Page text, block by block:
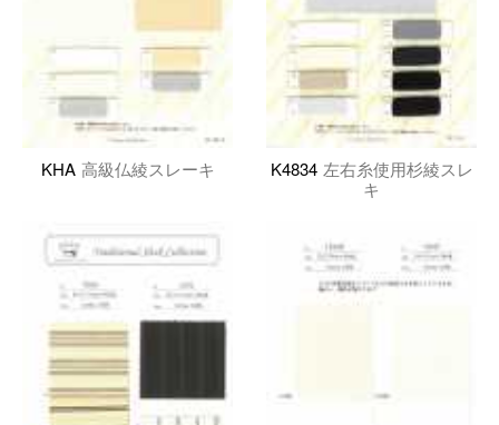
KHA 高級仏綾スレーキ K4834 左右糸使用杉綾スレ
キ